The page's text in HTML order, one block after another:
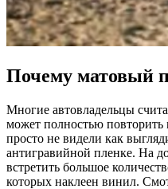
Почему матовый
Многие автовладельцы
может полностью
просто не видели как
антигравийной пленке. На
встретить большое
которых наклеен винил.